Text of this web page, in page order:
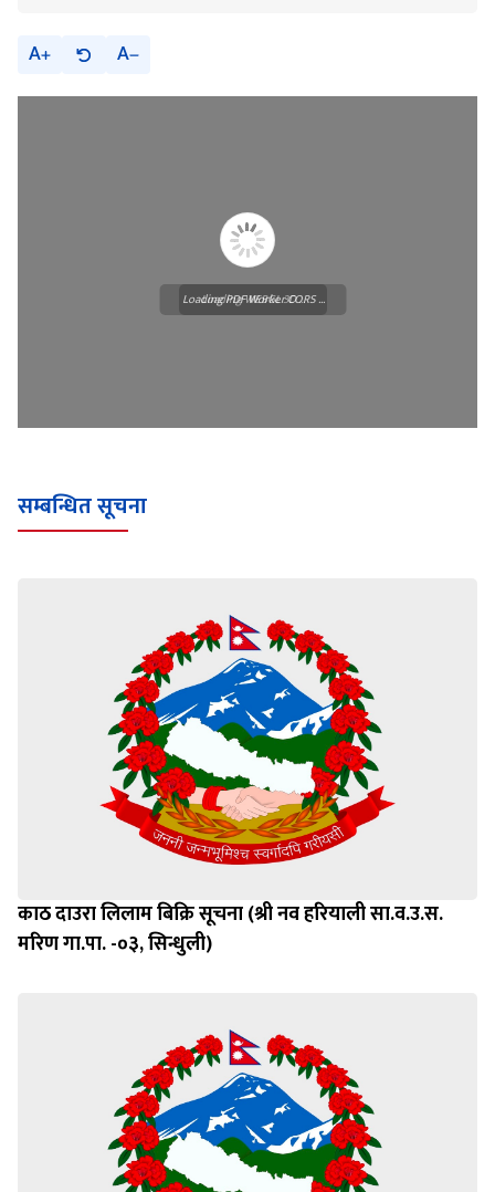
A A
Loading WEBGL 3D ...
Loading PDF Worker CORS ...
सम्बन्धित सूचना
काठ दाउरा लिलाम बिक्रि सूचना (श्री नव हरियाली सा.व.उ.स.
मरिण गा.पा. -०३, सिन्धुली)